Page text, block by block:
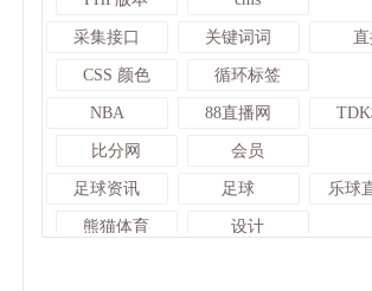
采集接口 关键词词
CSS 颜色 循环标签
NBA 88直播网
比分网 会员
足球资讯 足球 乐球
熊猫体育 设计